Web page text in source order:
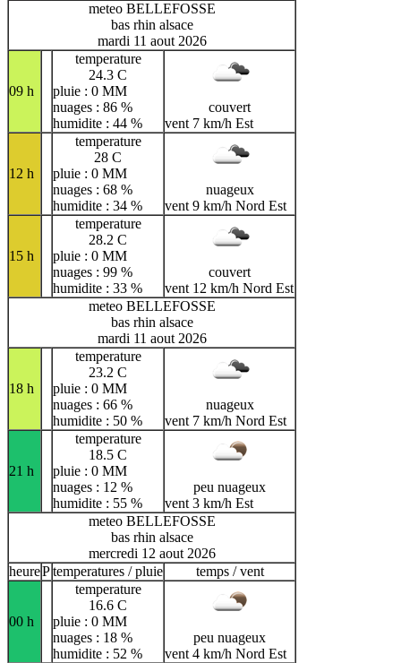
meteo BELLEFOSSE
bas rhin alsace
mardi 11 aout 2026
09 h
temperature
24.3 C
pluie : 0 MM
nuages : 86 %
humidite : 44 %
couvert
vent 7 km/h Est
12 h
temperature
28 C
pluie : 0 MM
nuages : 68 %
humidite : 34 %
nuageux
vent 9 km/h Nord Est
15 h
temperature
28.2 C
pluie : 0 MM
nuages : 99 %
humidite : 33 %
couvert
vent 12 km/h Nord Est
meteo BELLEFOSSE
bas rhin alsace
mardi 11 aout 2026
18 h
temperature
23.2 C
pluie : 0 MM
nuages : 66 %
humidite : 50 %
nuageux
vent 7 km/h Nord Est
21 h
temperature
18.5 C
pluie : 0 MM
nuages : 12 %
humidite : 55 %
peu nuageux
vent 3 km/h Est
meteo BELLEFOSSE
bas rhin alsace
mercredi 12 aout 2026
heurePtemperatures / pluie temps / vent
00 h
temperature
16.6 C
pluie : 0 MM
nuages : 18 %
humidite : 52 %
peu nuageux
vent 4 km/h Nord Est